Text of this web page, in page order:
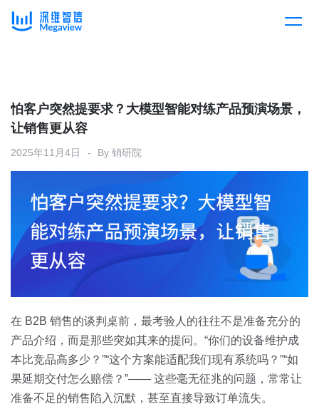
产品总览
产品集成
下载客户端
解决方案
按行业
消费医疗
教育
汽车
房地产
金融
按角色
客户案例
开放平台
定价
资源中心
全部
白皮书
关于我们
预约演示
怕客户突然提要求？大模型智能对练产品预演场景，
让销售更从容
2025年11月4日 By 销研院
在 B2B 销售的谈判桌前，最考验人的往往不是准备充分的
产品介绍，而是那些突如其来的提问。“你们的设备维护成
本比竞品高多少？”“这个方案能适配我们现有系统吗？”“如
果延期交付怎么赔偿？”—— 这些毫无征兆的问题，常常让
准备不足的销售陷入沉默，甚至直接导致订单流失。